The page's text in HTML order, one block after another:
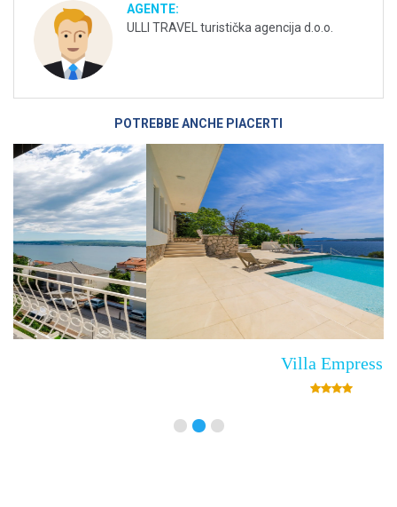
AGENTE:
ULLI TRAVEL turistička agencija d.o.o.
POTREBBE ANCHE PIACERTI